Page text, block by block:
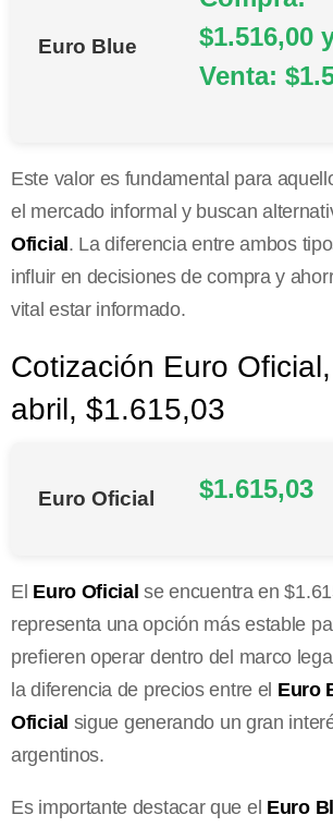
Euro Blue
$1.516,00
Venta:
Este valor es fundamental para
el mercado informal y buscan
Oficial . La diferencia entre ambos
influir en decisiones de compra y
vital estar informado.
Cotización Euro
abril, $1.615,03
Euro Oficial $1.615,03
El Euro Oficial se encuentra en
representa una opción más estable
prefieren operar dentro del marco
la diferencia de precios entre el Euro
Oficial sigue generando un gran
argentinos.
Es importante destacar que el Euro